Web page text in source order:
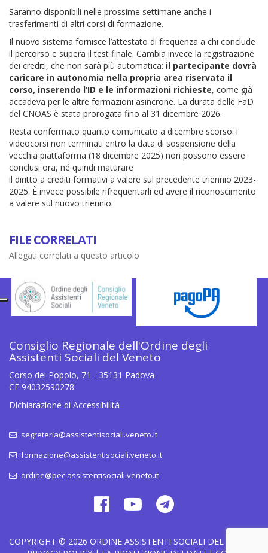
Saranno disponibili nelle prossime settimane anche i
trasferimenti di altri corsi di formazione.
Il nuovo sistema fornisce l’attestato di frequenza a chi conclude
il percorso e supera il test finale. Cambia invece la registrazione
dei crediti, che non sarà più automatica: il partecipante dovrà
caricare in autonomia nella propria area riservata il
corso, inserendo l’ID e le informazioni richieste, come già
accadeva per le altre formazioni asincrone. La durata delle FaD
del CNOAS è stata prorogata fino al 31 dicembre 2026.
Resta confermato quanto comunicato a dicembre scorso: i
videocorsi non terminati entro la data di sospensione della
vecchia piattaforma (18 dicembre 2025) non possono essere
conclusi ora, né quindi maturare
il diritto a crediti formativi a valere sul precedente triennio 2023-
2025. È invece possibile rifrequentarli ed avere il riconoscimento
a valere sul nuovo triennio.
FILE CORRELATI
Allegati correlati a questo articolo
Consiglio Regionale dell'Ordine degli
Assistenti Sociali del Veneto
Corso del Popolo, 71 - 35131 Padova
CF 94032590278
Dichiarazione di Accessibilità
segreteria@assistentisociali.veneto.it
formazione@assistentisociali.veneto.it
ordine@pec.assistentisociali.veneto.it
COPYRIGHT © 2026 ORDINE ASSISTENTI SOCIALI DEL VENETO